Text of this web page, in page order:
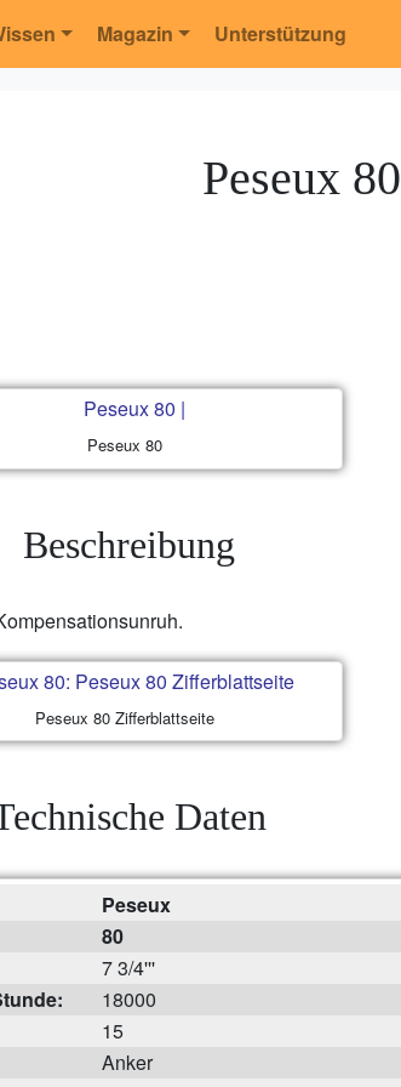
Magazin Unterstützung
Peseux 80
Peseux 80
Beschreibung
Peseux 80 Zifferblattseite
Daten
Peseux
80
7 3/4'''
18000
15
Anker